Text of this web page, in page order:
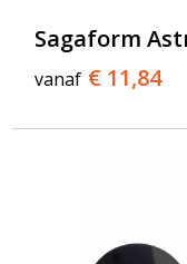
Sagaform
vanaf € 11,84